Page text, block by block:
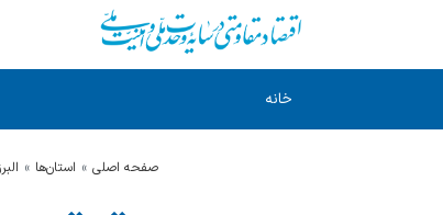
خانه
صفحه اصلی استان‌ها